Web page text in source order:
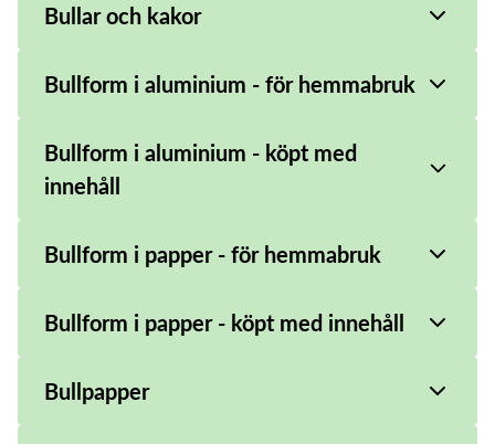
Bullar och kakor
Bullform i aluminium - för hemmabruk
Bullform i aluminium - köpt med
innehåll
Bullform i papper - för hemmabruk
Bullform i papper - köpt med innehåll
Bullpapper